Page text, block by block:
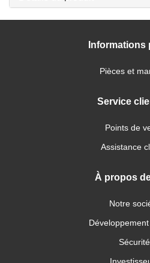
Informations
Pièces et
Service
Points de
Assistance
À propos
Notre
Sécurité